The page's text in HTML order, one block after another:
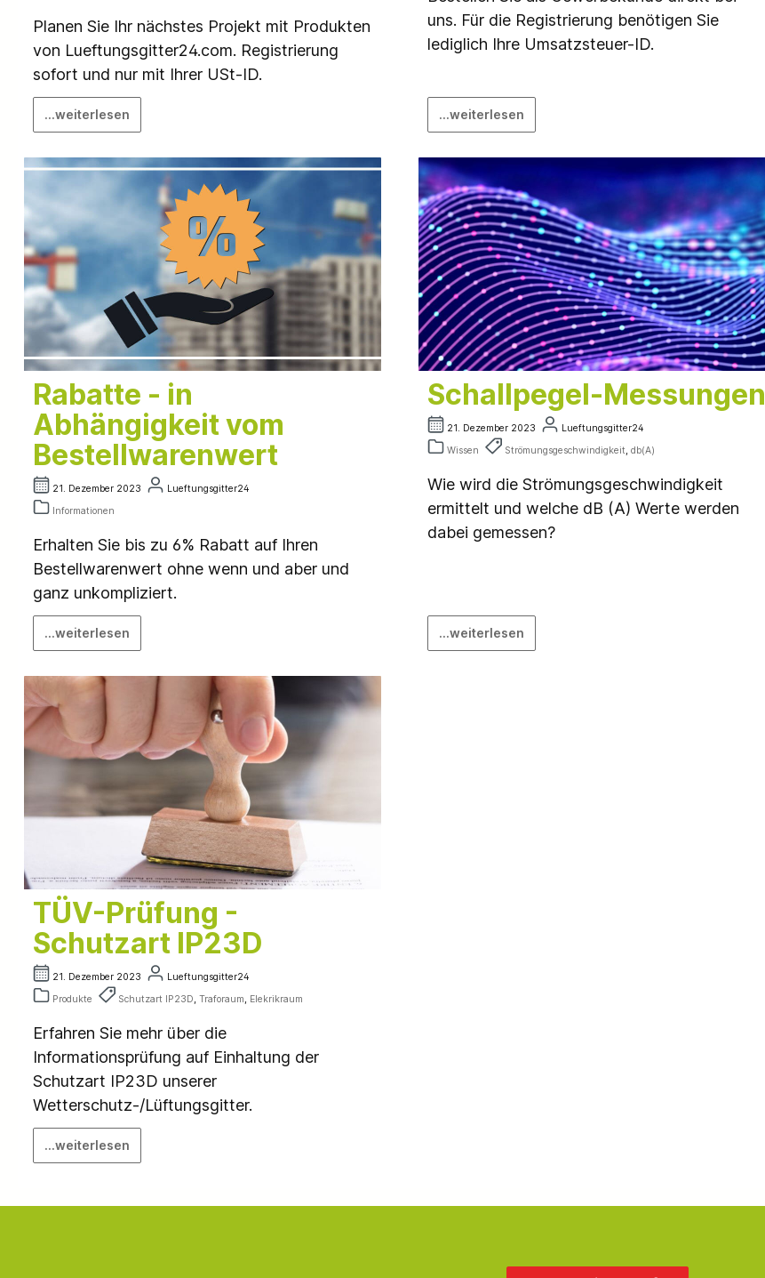
Planen Sie Ihr nächstes Projekt mit Produkten
von Lueftungsgitter24.com. Registrierung
sofort und nur mit Ihrer USt-ID.
...weiterlesen
uns. Für die Registrierung benötigen Sie
lediglich Ihre Umsatzsteuer-ID.
...weiterlesen
Rabatte - in
Abhängigkeit vom
Bestellwarenwert
21. Dezember 2023
Lueftungsgitter24
Informationen
Erhalten Sie bis zu 6% Rabatt auf Ihren
Bestellwarenwert ohne wenn und aber und
ganz unkompliziert.
...weiterlesen
Schallpegel-Messungen
21. Dezember 2023
Lueftungsgitter24
Wissen
Strömungsgeschwindigkeit, db(A)
Wie wird die Strömungsgeschwindigkeit
ermittelt und welche dB (A) Werte werden
dabei gemessen?
...weiterlesen
TÜV-Prüfung -
Schutzart IP23D
21. Dezember 2023
Lueftungsgitter24
Produkte
Schutzart IP23D, Traforaum, Elekrikraum
Erfahren Sie mehr über die
Informationsprüfung auf Einhaltung der
Schutzart IP23D unserer
Wetterschutz-/Lüftungsgitter.
...weiterlesen